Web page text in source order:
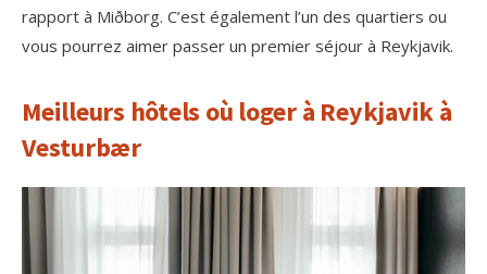
rapport à Miðborg. C’est également l’un des quartiers ou
vous pourrez aimer passer un premier séjour à Reykjavik.
Meilleurs hôtels où loger à Reykjavik à
Vesturbær